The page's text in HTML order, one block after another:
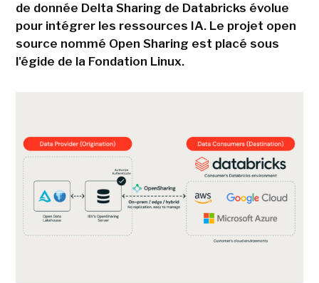
de donnée Delta Sharing de Databricks évolue
pour intégrer les ressources IA. Le projet open
source nommé Open Sharing est placé sous
l'égide de la Fondation Linux.